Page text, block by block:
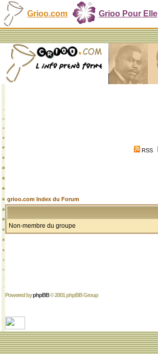
Grioo.com Grioo Pour Elle
RSS
grioo.com Index du Forum
Non-membre du groupe
Powered byphpBB© 2001 phpBB Group